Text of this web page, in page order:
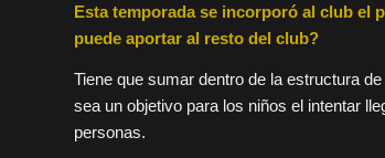
Esta temporada se incorporó al club el
puede aportar al resto del club?
Tiene que sumar dentro de la estructura
sea un objetivo para los niños el intentar
personas.